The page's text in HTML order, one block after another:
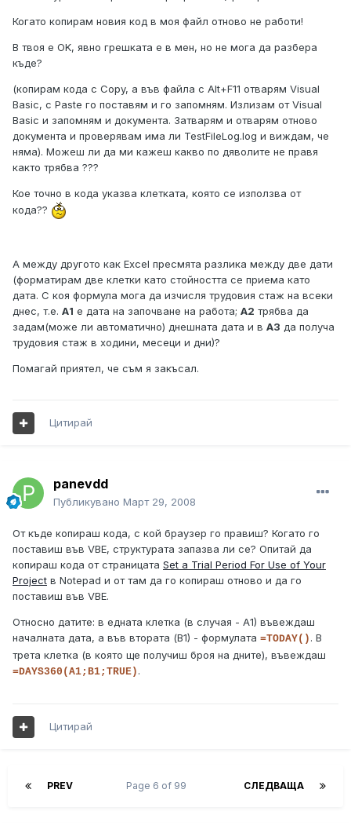
Когато копирам новия код в моя файл отново не работи!
В твоя е OK, явно грешката е в мен, но не мога да разбера
къде?
(копирам кода с Copy, а във файла с Alt+F11 отварям Visual
Basic, с Paste го поставям и го запомням. Излизам от Visual
Basic и запомням и документа. Затварям и отварям отново
документа и проверявам има ли TestFileLog.log и виждам, че
няма). Можеш ли да ми кажеш какво по дяволите не правя
както трябва ???
Кое точно в кода указва клетката, която се използва от
кода??
А между другото как Excel пресмята разлика между две дати
(форматирам две клетки като стойността се приема като
дата. С коя формула мога да изчисля трудовия стаж на всеки
днес, т.е. А1 е дата на започване на работа; А2 трябва да
задам(може ли автоматично) днешната дата и в А3 да получа
трудовия стаж в ходини, месеци и дни)?
Помагай приятел, че съм я закъсал.
Цитирай
panevdd
Публикувано Март 29, 2008
От къде копираш кода, с кой браузер го правиш? Когато го
поставиш във VBE, структурата запазва ли се? Опитай да
копираш кода от страницата Set a Trial Period For Use of Your
Project в Notepad и от там да го копираш отново и да го
поставиш във VBE.
Относно датите: в едната клетка (в случая - А1) въвеждаш
началната дата, а във втората (В1) - формулата =TODAY() . В
трета клетка (в която ще получиш броя на дните), въвеждаш
=DAYS360(A1;B1;TRUE) .
Цитирай
PREV СЛЕДВАЩА
Page 6 of 99